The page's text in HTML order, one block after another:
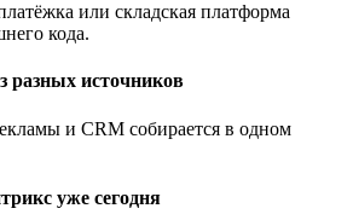
или складская платформа
кода.
разных источников
и CRM собирается в одном
уже сегодня